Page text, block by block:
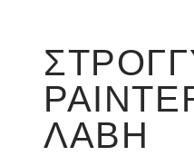
ΛΑΒΉ